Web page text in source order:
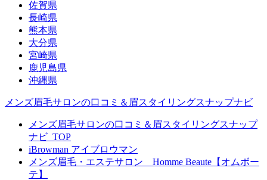
佐賀県
長崎県
熊本県
大分県
宮崎県
鹿児島県
沖縄県
メンズ眉毛サロンの口コミ＆眉スタイリングスナップナビ
メンズ眉毛サロンの口コミ＆眉スタイリングスナップ
ナビ_TOP
iBrowman アイブロウマン
メンズ眉毛・エステサロン Homme Beaute【オムボー
テ】